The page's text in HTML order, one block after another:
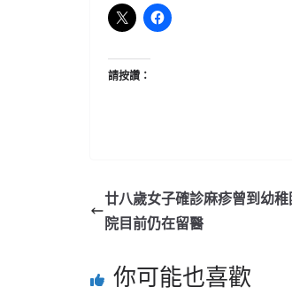
請按讚：
廿八歲女子確診麻疹曾到幼
院目前仍在留醫
你可能也喜歡